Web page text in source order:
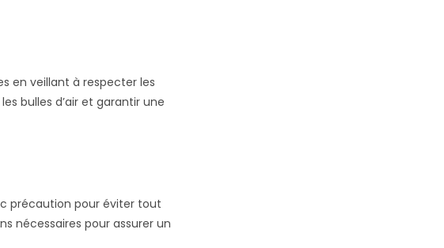
en veillant à respecter les
bulles d’air et garantir une
précaution pour éviter tout
nécessaires pour assurer un